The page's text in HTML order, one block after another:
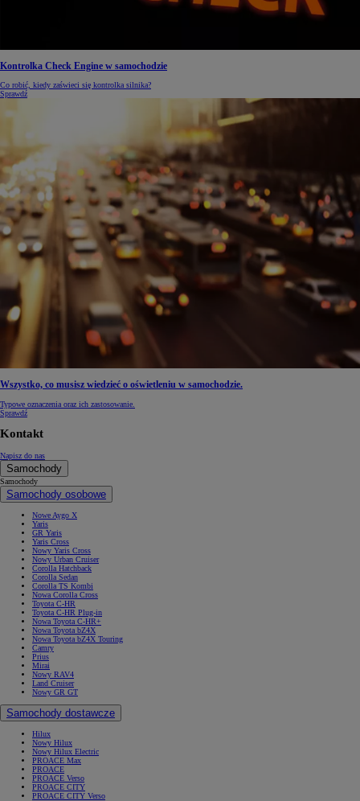
Kontrolka Check Engine w samochodzie
Co robić, kiedy zaświeci się kontrolka silnika?
Sprawdź
Wszystko, co musisz wiedzieć o oświetleniu w samochodzie.
Typowe oznaczenia oraz ich zastosowanie.
Sprawdź
Kontakt
Napisz do nas
Samochody
Samochody
Samochody osobowe
Nowe Aygo X
Yaris
GR Yaris
Yaris Cross
Nowy Yaris Cross
Nowy Urban Cruiser
Corolla Hatchback
Corolla Sedan
Corolla TS Kombi
Nowa Corolla Cross
Toyota C-HR
Toyota C-HR Plug-in
Nowa Toyota C-HR+
Nowa Toyota bZ4X
Nowa Toyota bZ4X Touring
Camry
Prius
Mirai
Nowy RAV4
Land Cruiser
Nowy GR GT
Samochody dostawcze
Hilux
Nowy Hilux
Nowy Hilux Electric
PROACE Max
PROACE
PROACE Verso
PROACE CITY
PROACE CITY Verso